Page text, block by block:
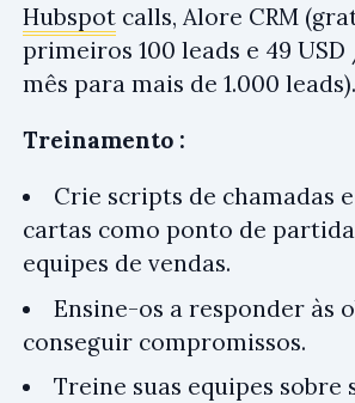
Hubspot calls, Alore CRM
primeiros 100 leads e 49
mês para mais de 1.000 leads).
Treinamento :
Crie scripts de chamadas
cartas como ponto de
equipes de vendas.
Ensine-os a responder às
conseguir compromissos.
Treine suas equipes sobre